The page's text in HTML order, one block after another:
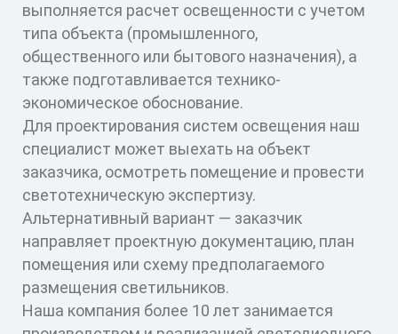
выполняется расчет освещенности с учетом
типа объекта (промышленного,
общественного или бытового назначения), а
также подготавливается технико-
экономическое обоснование.
Для проектирования систем освещения наш
специалист может выехать на объект
заказчика, осмотреть помещение и провести
светотехническую экспертизу.
Альтернативный вариант — заказчик
направляет проектную документацию, план
помещения или схему предполагаемого
размещения светильников.
Наша компания более 10 лет занимается